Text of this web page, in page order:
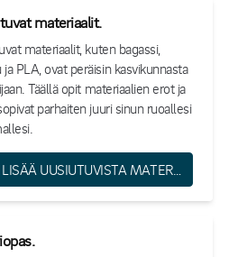
materiaalit.
materiaalit, kuten bagassi,
ja PLA, ovat peräisin kasvikunnasta
Täällä opit materiaalien erot ja
parhaiten juuri sinun ruoallesi
LUE LISÄÄ UUSIUTUVISTA MATERIAALEISTA